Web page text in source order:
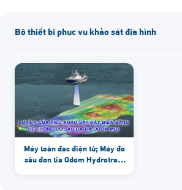
Bộ thiết bị phục vụ khảo sát địa hình
Máy toàn đạc điện tử; Máy đo
sâu đơn tia Odom Hydrotrac;